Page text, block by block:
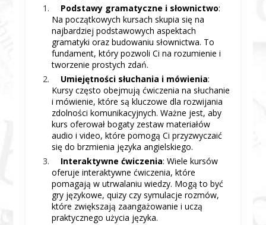
Podstawy gramatyczne i słownictwo:
Na początkowych kursach skupia się na
najbardziej podstawowych aspektach
gramatyki oraz budowaniu słownictwa. To
fundament, który pozwoli Ci na rozumienie i
tworzenie prostych zdań.
Umiejętności słuchania i mówienia:
Kursy często obejmują ćwiczenia na słuchanie
i mówienie, które są kluczowe dla rozwijania
zdolności komunikacyjnych. Ważne jest, aby
kurs oferował bogaty zestaw materiałów
audio i video, które pomogą Ci przyzwyczaić
się do brzmienia języka angielskiego.
Interaktywne ćwiczenia: Wiele kursów
oferuje interaktywne ćwiczenia, które
pomagają w utrwalaniu wiedzy. Mogą to być
gry językowe, quizy czy symulacje rozmów,
które zwiększają zaangażowanie i uczą
praktycznego użycia języka.